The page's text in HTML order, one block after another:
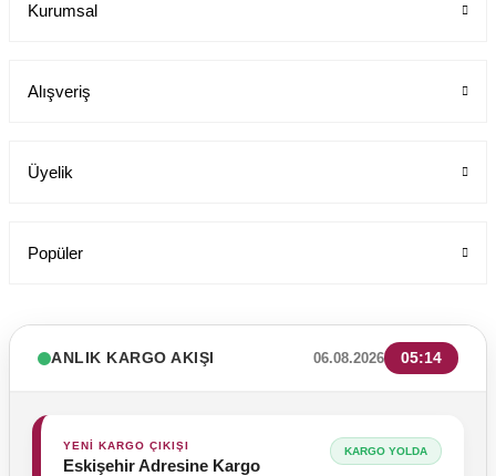
Kurumsal
Alışveriş
Üyelik
Popüler
ANLIK KARGO AKIŞI 06.08.2026 05:14
YENİ KARGO ÇIKIŞI
Eskişehir Adresine Kargo
KARGO YOLDA